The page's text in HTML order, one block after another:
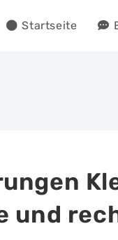
Startseite
und